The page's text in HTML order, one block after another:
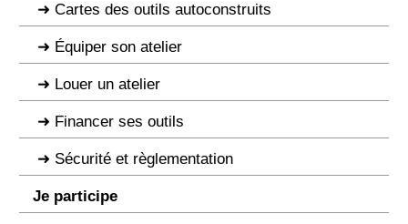
Cartes des outils autoconstruits
Équiper son atelier
Louer un atelier
Financer ses outils
Sécurité et règlementation
Je participe